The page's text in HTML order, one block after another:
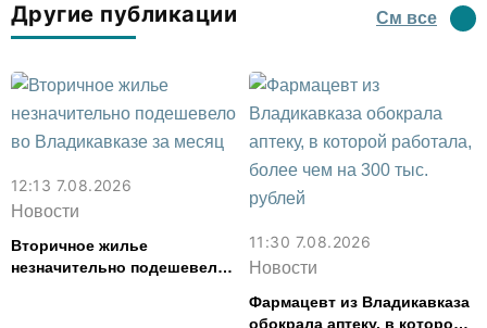
Другие публикации См все
12:13 7.08.2026
Новости
Вторичное жилье
незначительно подешевело
11:30 7.08.2026
Новости
Фармацевт из Владикавказа
обокрала аптеку, в которой